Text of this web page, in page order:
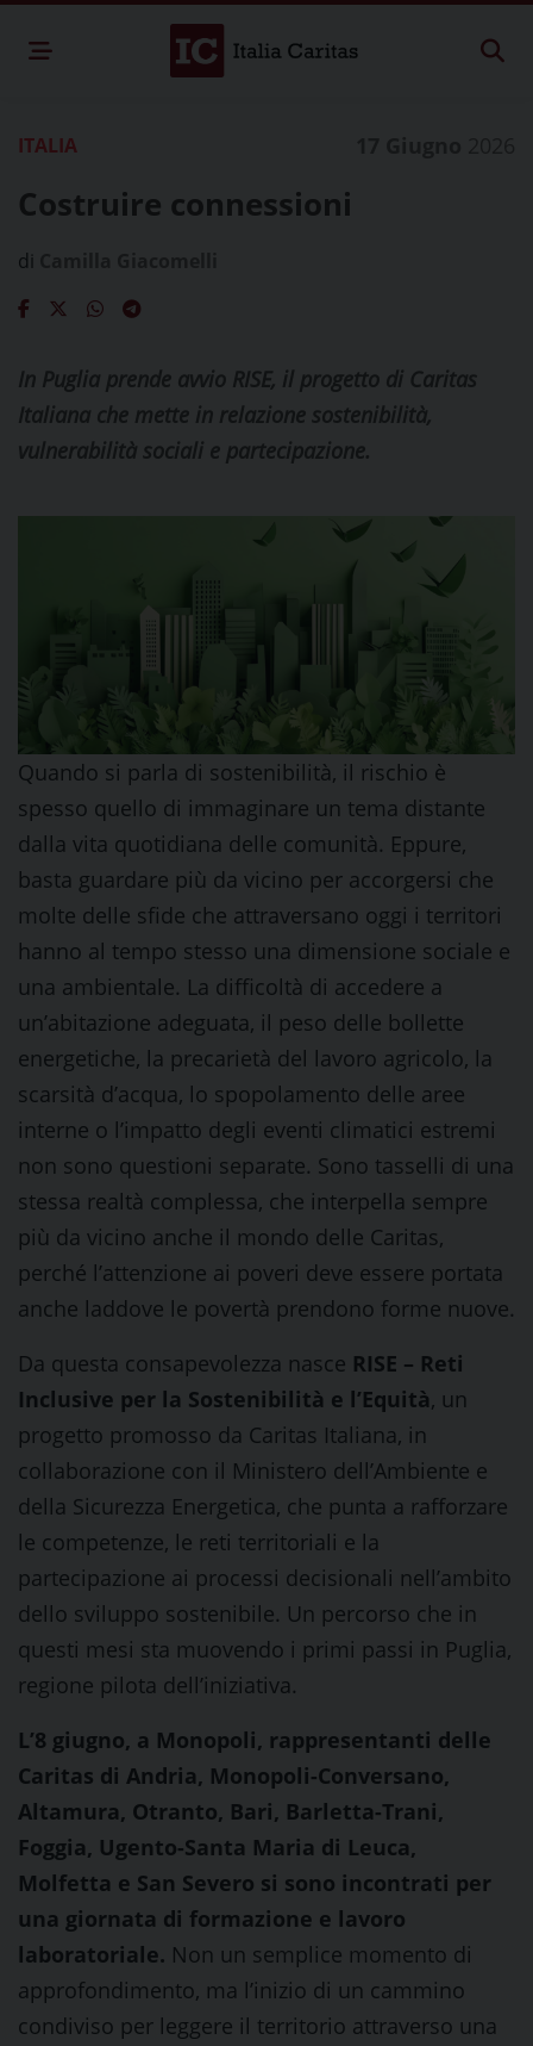
ITALIA
Costruire connessioni
di
In Puglia prende avvio RISE, il progetto di Caritas
Italiana che mette in relazione sostenibilità,
vulnerabilità sociali e partecipazione.
Quando si parla di sostenibilità, il rischio è
spesso quello di immaginare un tema distante
dalla vita quotidiana delle comunità. Eppure,
basta guardare più da vicino per accorgersi che
molte delle sfide che attraversano oggi i territori
hanno al tempo stesso una dimensione sociale e
una ambientale. La difficoltà di accedere a
un’abitazione adeguata, il peso delle bollette
energetiche, la precarietà del lavoro agricolo, la
scarsità d’acqua, lo spopolamento delle aree
interne o l’impatto degli eventi climatici estremi
non sono questioni separate. Sono tasselli di una
stessa realtà complessa, che interpella sempre
più da vicino anche il mondo delle Caritas,
perché l’attenzione ai poveri deve essere portata
anche laddove le povertà prendono forme nuove.
Da questa consapevolezza nasce RISE – Reti
Inclusive per la Sostenibilità e l’Equità, un
progetto promosso da Caritas Italiana, in
collaborazione con il Ministero dell’Ambiente e
della Sicurezza Energetica, che punta a rafforzare
le competenze, le reti territoriali e la
partecipazione ai processi decisionali nell’ambito
dello sviluppo sostenibile. Un percorso che in
questi mesi sta muovendo i primi passi in Puglia,
regione pilota dell’iniziativa.
L’8 giugno, a Monopoli, rappresentanti delle
Caritas di Andria, Monopoli-Conversano,
Altamura, Otranto, Bari, Barletta-Trani,
Foggia, Ugento-Santa Maria di Leuca,
Molfetta e San Severo si sono incontrati per
una giornata di formazione e lavoro
laboratoriale. Non un semplice momento di
approfondimento, ma l’inizio di un cammino
condiviso per leggere il territorio attraverso una